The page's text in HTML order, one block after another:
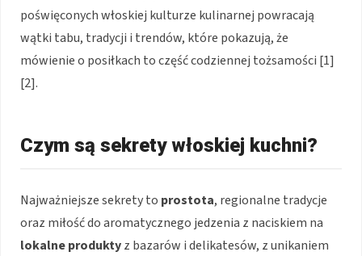
poświęconych włoskiej kulturze kulinarnej powracają
wątki tabu, tradycji i trendów, które pokazują, że
mówienie o posiłkach to część codziennej tożsamości [1]
[2].
Czym są sekrety włoskiej kuchni?
Najważniejsze sekrety to prostota, regionalne tradycje
oraz miłość do aromatycznego jedzenia z naciskiem na
lokalne produktyz bazarów i delikatesów, z unikaniem